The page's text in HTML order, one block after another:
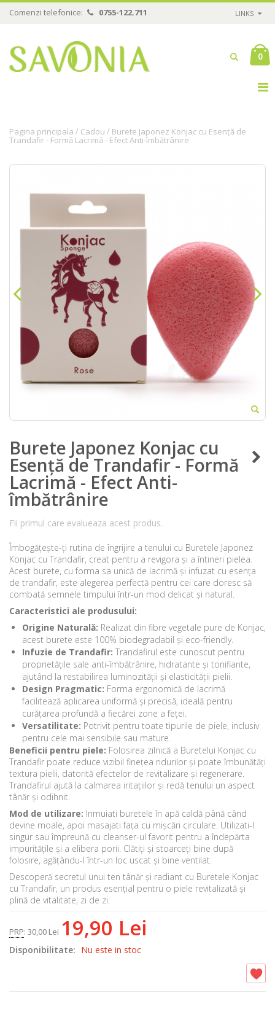
Comenzi telefonice: 0755-122.711 LINKS
0
Pagina principala / Cadou / Burete Japonez Konjac cu Esență de
Trandafir - Formă Lacrimă - Efect Anti-îmbătrânire
Burete Japonez Konjac cu
Esență de Trandafir - Formă
Lacrimă - Efect Anti-
îmbătrânire
Fii primul care evalueaza acest produs.
Îmbogățește-ți rutina de îngrijire a tenului cu Buretele Japonez
Konjac cu Trandafir, creat pentru a revigora și a întineri pielea.
Acest burete, cu forma sa unică de lacrimă și infuzat cu esența
de trandafir, este alegerea perfectă pentru cei care doresc să
combată semnele timpului într-un mod delicat și natural.
Caracteristici ale produsului:
Origine Naturală: Realizat din fibre vegetale pure de Konjac,
acest burete este 100% biodegradabil și eco-friendly.
Infuzie de Trandafir: Trandafirul este cunoscut pentru
proprietățile sale anti-îmbătrânire, hidratante și tonifiante,
ajutând la restabilirea luminozității și elasticității pielii.
Design Pragmatic: Forma ergonomică de lacrimă
facilitează aplicarea uniformă și precisă, ideală pentru
curățarea profundă a fiecărei zone a feței.
Versatilitate: Potrivit pentru toate tipurile de piele, inclusiv
pentru cele mai sensibile sau mature.
Beneficii pentru piele: Folosirea zilnică a Buretelui Konjac cu
Trandafir poate reduce vizibil finețea ridurilor și poate îmbunătăți
textura pielii, datorită efectelor de revitalizare și regenerare.
Trandafirul ajută la calmarea iritațiilor și redă tenului un aspect
tânăr și odihnit.
Mod de utilizare: Inmuiati buretele în apă caldă până când
devine moale, apoi masajati fața cu mișcări circulare. Utilizati-l
singur sau împreună cu cleanser-ul favorit pentru a îndepărta
impuritățile și a elibera porii. Clătiți și stoarceți bine după
folosire, agățându-l într-un loc uscat și bine ventilat.
Descoperă secretul unui ten tânăr și radiant cu Buretele Konjac
cu Trandafir, un produs esențial pentru o piele revitalizată și
plină de vitalitate, zi de zi.
PRP: 30,00 Lei 19,90 Lei
Disponibilitate: Nu este in stoc